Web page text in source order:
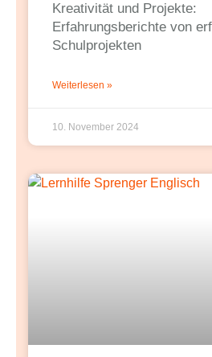
Kreativität und Projekte:
Erfahrungsberichte von
Schulprojekten
Weiterlesen »
10. November 2024